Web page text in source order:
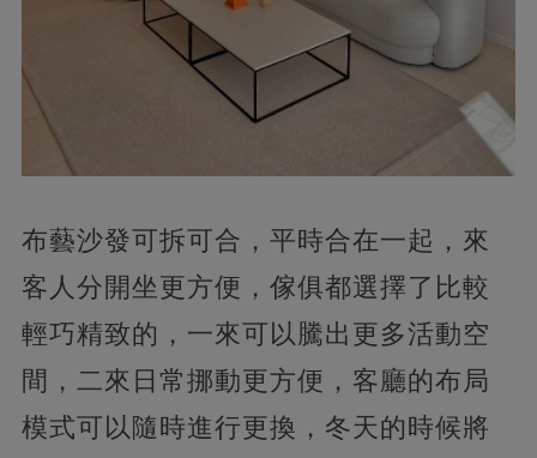
布藝沙發可拆可合，平時合在一起，來
客人分開坐更方便，傢俱都選擇了比較
輕巧精致的，一來可以騰出更多活動空
間，二來日常挪動更方便，客廳的布局
模式可以隨時進行更換，冬天的時候將